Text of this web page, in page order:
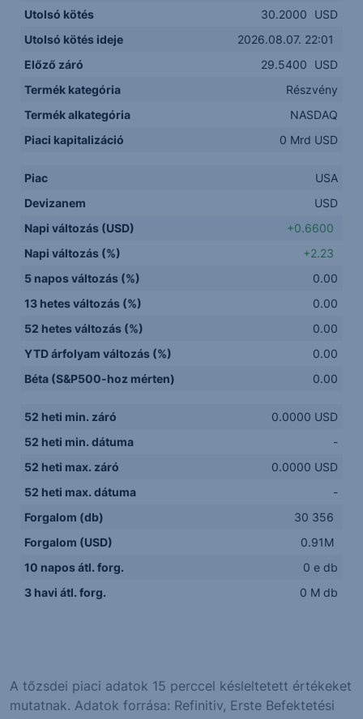
Utolsó kötés
30.2000
USD
Utolsó kötés ideje
2026.08.07. 22:01
Előző záró
29.5400
USD
Termék kategória
Részvény
Termék alkategória
NASDAQ
Piaci kapitalizáció
0 Mrd USD
Piac
USA
Devizanem
USD
Napi változás (USD)
+0.6600
Napi változás (%)
+2.23
5 napos változás (%)
0.00
13 hetes változás (%)
0.00
52 hetes változás (%)
0.00
YTD árfolyam változás (%)
0.00
Béta (S&P500-hoz mérten)
0.00
52 heti min. záró
0.0000 USD
52 heti min. dátuma
-
52 heti max. záró
0.0000 USD
52 heti max. dátuma
-
Forgalom (db)
30 356
Forgalom (USD)
0.91M
10 napos átl. forg.
0 e db
3 havi átl. forg.
0 M db
A tőzsdei piaci adatok 15 perccel késleltetett értékeket
mutatnak. Adatok forrása: Refinitiv, Erste Befektetési